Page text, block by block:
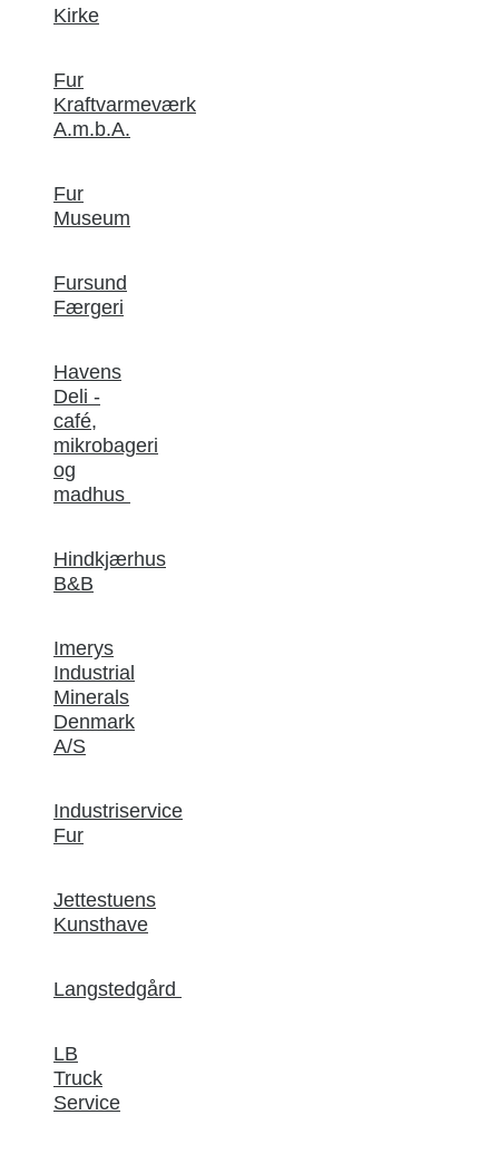
Kirke
Fur
Kraftvarmeværk
A.m.b.A.
Fur
Museum
Fursund
Færgeri
Havens
Deli -
café,
mikrobageri
og
madhus
Hindkjærhus
B&B
Imerys
Industrial
Minerals
Denmark
A/S
Industriservice
Fur
Jettestuens
Kunsthave
Langstedgård
LB
Truck
Service